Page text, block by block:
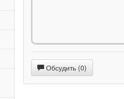
Ультраширокийобъектив
Обсудить (0)